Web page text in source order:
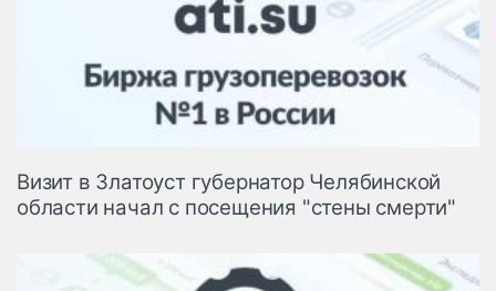
Визит в Златоуст губернатор Челябинской
области начал с посещения "стены смерти"